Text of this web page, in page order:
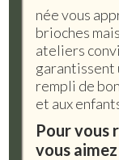
LA
née vous
brioches
ateliers
garantissent
rempli de
et aux
Pour vous
vous